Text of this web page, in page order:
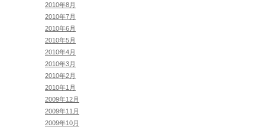
2010年8月
2010年7月
2010年6月
2010年5月
2010年4月
2010年3月
2010年2月
2010年1月
2009年12月
2009年11月
2009年10月